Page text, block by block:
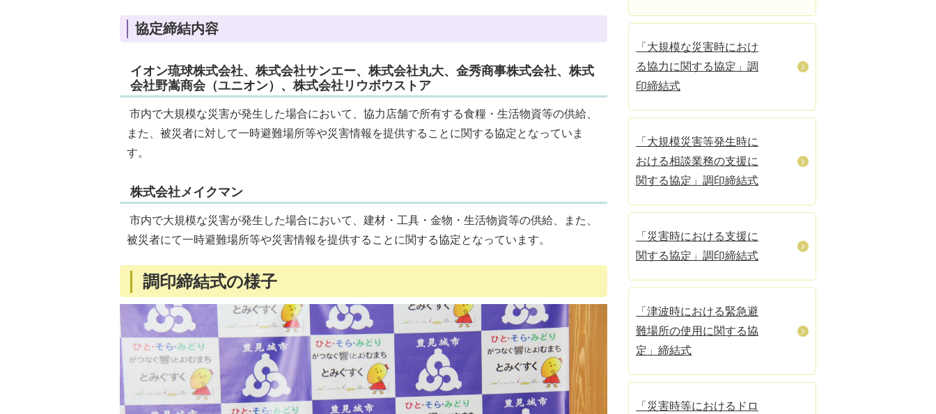
協定締結内容
イオン琉球株式会社、株式会社サンエー、株式会社丸大、金秀商事株式会社、株式
会社野嵩商会（ユニオン）、株式会社リウボウストア
市内で大規模な災害が発生した場合において、協力店舗で所有する食糧・生活物資等の供給、
また、被災者に対して一時避難場所等や災害情報を提供することに関する協定となっていま
す。
株式会社メイクマン
市内で大規模な災害が発生した場合において、建材・工具・金物・生活物資等の供給、また、
被災者にて一時避難場所等や災害情報を提供することに関する協定となっています。
調印締結式の様子
「大規模な災害時におけ
る協力に関する協定」調
印締結式
「大規模災害等発生時に
おける相談業務の支援に
関する協定」調印締結式
「災害時における支援に
関する協定」調印締結式
「津波時における緊急避
難場所の使用に関する協
定」締結式
「災害時等におけるドロ